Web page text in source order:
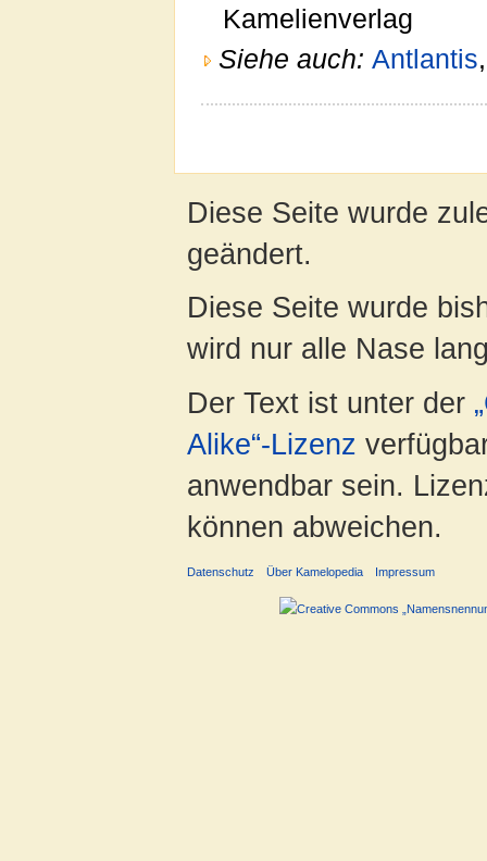
Kamelienverlag
Siehe auch: Antlantis
Diese Seite wurde
geändert.
Diese Seite wurde
wird nur alle Nase
Der Text ist unter der
Alike“-Lizenz
anwendbar sein.
können abweichen.
Datenschutz Über Kamelopedia Impressum